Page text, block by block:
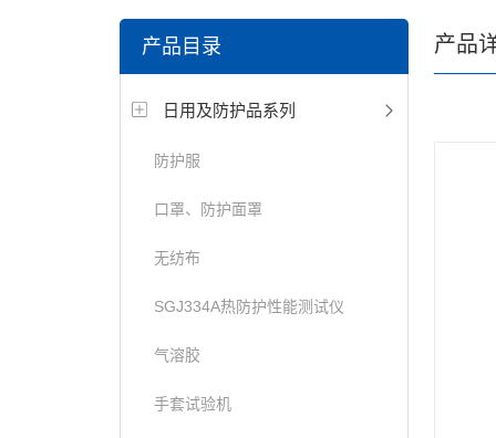
电缆，包装材料，箱包等行业
产品目录
日用及防护品系列
防护服
口罩、防护面罩
无纺布
SGJ334A热防护性能测试仪
气溶胶
手套试验机
产品